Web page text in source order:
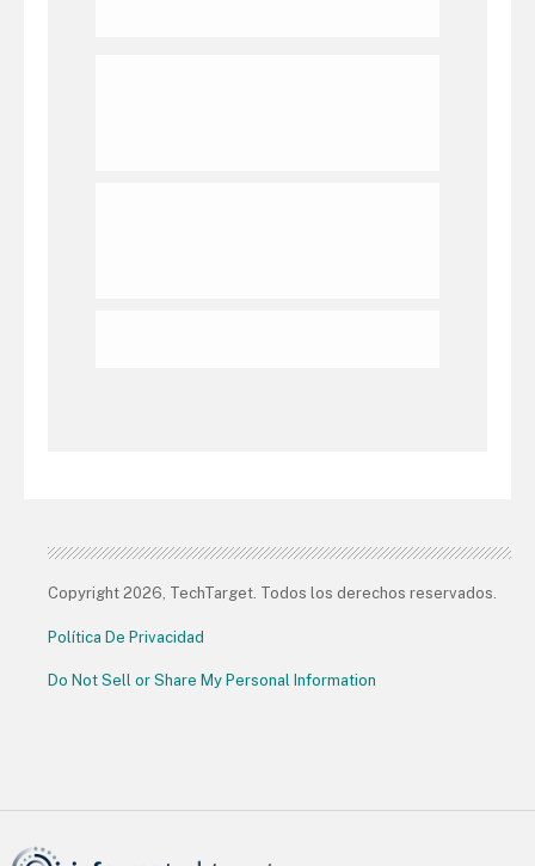
Copyright 2026, TechTarget. Todos los derechos reservados.
Política De Privacidad
Do Not Sell or Share My Personal Information